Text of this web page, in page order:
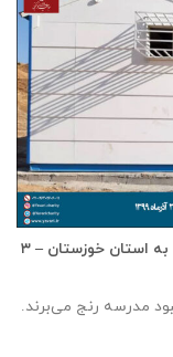
تقدیم ۵ مدرسه یک کلاسه با سرويس بهداشتی به استان خوزستان – ۳
مدرسه رنج می‌برند.